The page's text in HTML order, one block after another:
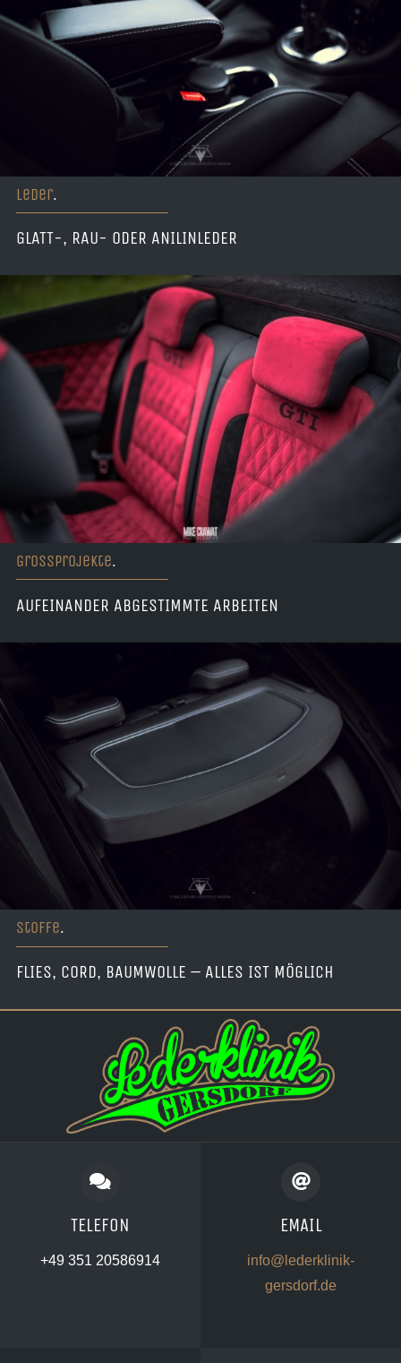
Leder.
GLATT-, RAU- ODER ANILINLEDER
Grossprojekte.
AUFEINANDER ABGESTIMMTE ARBEITEN
Stoffe.
FLIES, CORD, BAUMWOLLE – ALLES IST MÖGLICH
TELEFON
+49 351 20586914
EMAIL
info@lederklinik-
gersdorf.de